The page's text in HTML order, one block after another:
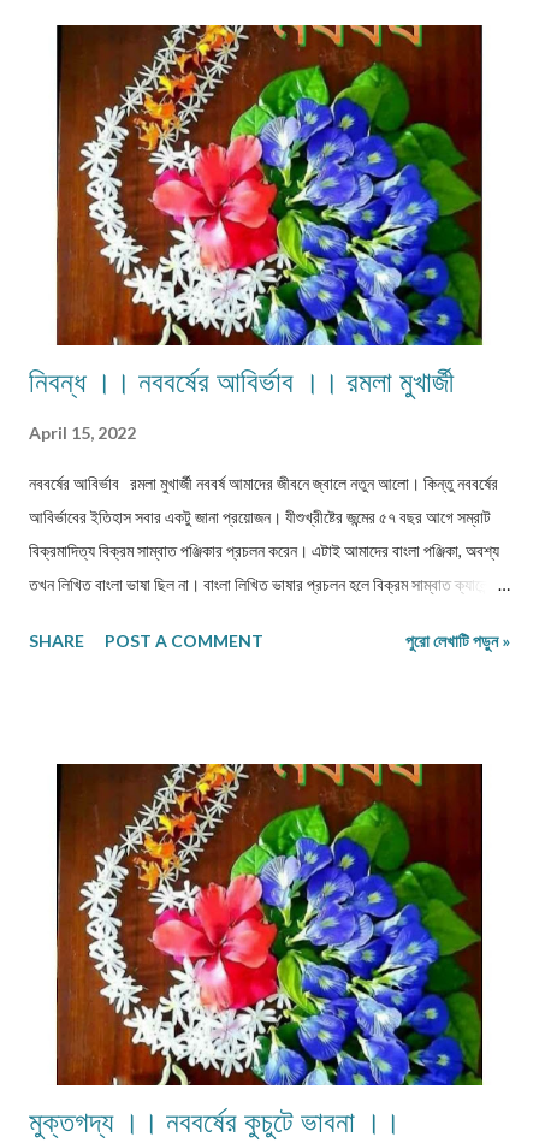
মাখলে কীসের পয়লা বোশেখ। ভালো করে গায়ে শুকিয়ে, তবেই স্নান করা। কেউ সাবান দিয়ে
তুলে দেয়। অনেক যতটা সম্ভব হাত দিয়ে ঘষে নেয়। ফলে হলদেটে আভা বেশ কয়েকদিন
শরীরের সঙ্গে লেপটে থাকে। নতুন বিয়ে হলে যেমনটা হয়। আমার শেষেরটা বেশ ভালো লা...
নিবন্ধ ।। নববর্ষের আবির্ভাব ।। রমলা মুখার্জী
April 15, 2022
নববর্ষের আবির্ভাব রমলা মুখার্জী নববর্ষ আমাদের জীবনে জ্বালে নতুন আলো। কিন্তু নববর্ষের
আবির্ভাবের ইতিহাস সবার একটু জানা প্রয়োজন। যীশুখ্রীষ্টের জন্মের ৫৭ বছর আগে সম্রাট
বিক্রমাদিত্য বিক্রম সাম্বাত পঞ্জিকার প্রচলন করেন। এটাই আমাদের বাংলা পঞ্জিকা, অবশ্য
তখন লিখিত বাংলা ভাষা ছিল না। বাংলা লিখিত ভাষার প্রচলন হলে বিক্রম সাম্বাত ক্যালেন্ডার
তাই পয়লা বৈশাখ শুধু বাঙালির নয় এটি পুরো দক্ষিণ ও দক্ষিণ পূর্ব এশিয়ার নববর্ষ।
সংস্কারের আদেশ দেন জ্যোতির্বিজ্ঞানী ফতেহ উল্লাহ সিরাজীকে। ১৫৮৪ খ্রীষ্টাব্দে থেকে বাংলা
সন গণনা শুরু হয়। তখন প্রত্যেককে চৈত্রমাসের মধ্যে খাজনা, শুল্ক ইত্যাদি শোধ দিতে হত
এবং ভূমির মালিকরা নানান উৎসবের মাধ্যমে এলাকার মানু...
SHARE POST A COMMENT পুরো লেখাটি পড়ুন »
মুক্তগদ্য ।। নববর্ষের কুচুটে ভাবনা ।।